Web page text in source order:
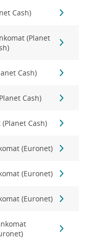
Cash)
(Planet
Cash)
Cash)
Cash)
(Euronet)
(Euronet)
(Euronet)